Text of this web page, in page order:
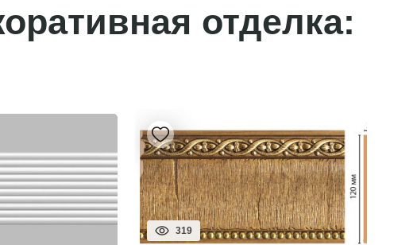
отделка:
319